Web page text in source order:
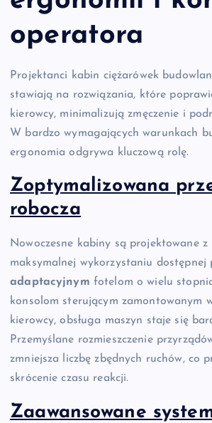
operatora
Projektanci kabin ciężarówek
stawiają na rozwiązania, które
kierowcy, minimalizują zmęczenie i
W bardzo wymagających warunkach
ergonomia odgrywa kluczową rolę.
Zoptymalizowana
robocza
Nowoczesne kabiny są projektowane z
maksymalnej wykorzystaniu dostępnej
adaptacyjnym fotelom o wielu
konsolom sterującym zamontowanym
kierowcy, obsługa maszyn staje się
Przemyślane rozmieszczenie
zmniejsza liczbę zbędnych ruchów, co
skrócenie czasu reakcji.
Zaawansowane